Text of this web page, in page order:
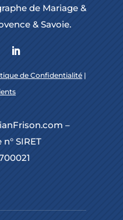
de Mariage &
& Savoie.
de Confidentialité|
–
SIRET